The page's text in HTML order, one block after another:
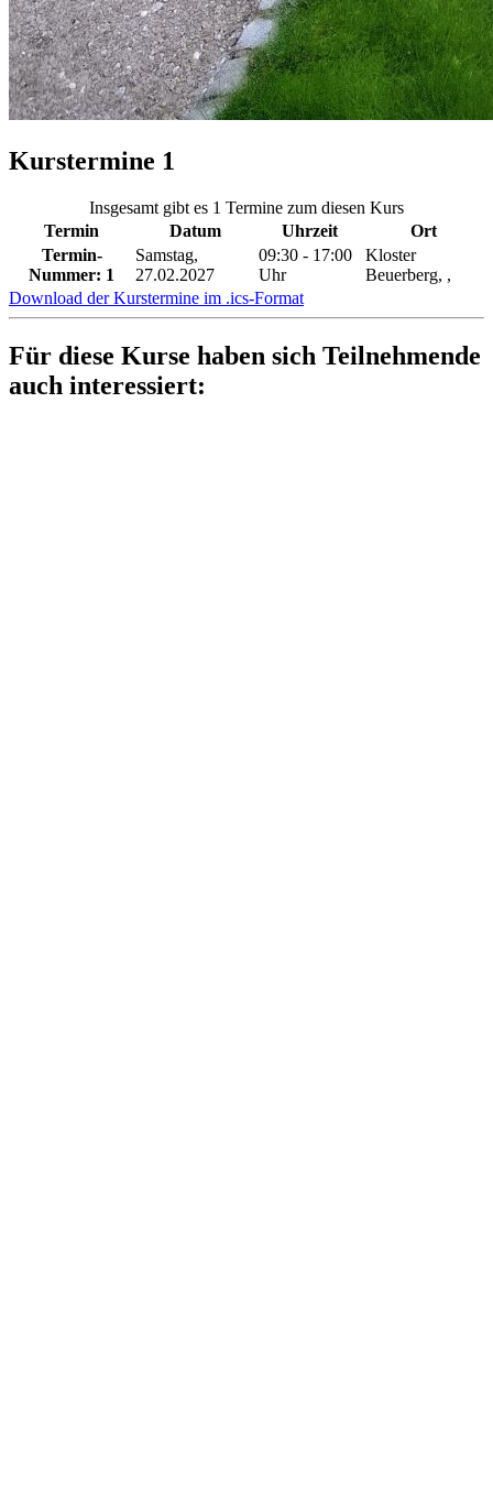
Kurstermine 1
Insgesamt gibt es 1 Termine zum diesen Kurs
Termin
Datum Uhrzeit
Ort
Termin-
Nummer: 1
Samstag,
27.02.2027
09:30 - 17:00
Uhr
Kloster
Beuerberg, ,
Download der Kurstermine im .ics-Format
Für diese Kurse haben sich Teilnehmende
auch interessiert: